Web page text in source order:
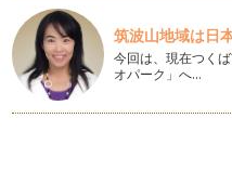
絵本購入ヘルプガイド
前回の記事で、まずは簡単
内容に関連性のあるものを
英語の絵本の選び方
英語を子どもたちに身近に
筑波山地域は日
今回は、現在つく
オパーク」へ…